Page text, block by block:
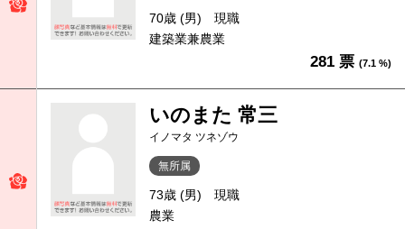
70歳 (男)
現職
建築業兼農業
281 票 (7.1 %)
いのまた 常三
イノマタ ツネゾウ
無所属
73歳 (男)
現職
農業